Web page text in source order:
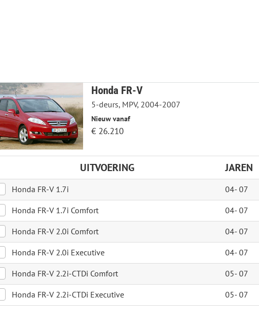
Honda FR-V
5-deurs, MPV, 2004-2007
Nieuw vanaf
€ 26.210
UITVOERING JAREN
Honda FR-V 1.7i 04- 07
Honda FR-V 1.7i Comfort 04- 07
Honda FR-V 2.0i Comfort 04- 07
Honda FR-V 2.0i Executive 04- 07
Honda FR-V 2.2i-CTDi Comfort 05- 07
Honda FR-V 2.2i-CTDi Executive 05- 07